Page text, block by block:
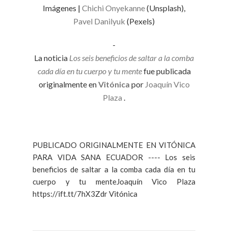
Imágenes | Chichi Onyekanne(Unsplash),
Pavel Danilyuk (Pexels)
-
La noticia Los seis beneficios de saltar a la comba
cada día en tu cuerpo y tu mentefue publicada
originalmente enVitónica por Joaquín Vico
Plaza .
PUBLICADO ORIGINALMENTE EN VITÓNICA
PARA VIDA SANA ECUADOR ---- Los seis
beneficios de saltar a la comba cada día en tu
cuerpo y tu menteJoaquín Vico Plaza
https://ift.tt/7hX3Zdr Vitónica